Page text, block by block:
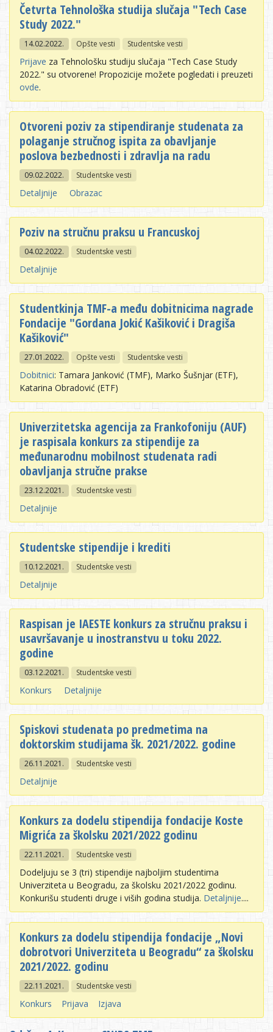
Četvrta Tehnološka studija slučaja "Tech Case
Study 2022."
14.02.2022. Opšte vesti Studentske vesti
Prijave za Tehnološku studiju slučaja "Tech Case Study
2022." su otvorene! Propozicije možete pogledati i preuzeti
ovde.
Otvoreni poziv za stipendiranje studenata za
polaganje stručnog ispita za obavljanje
poslova bezbednosti i zdravlja na radu
09.02.2022. Studentske vesti
Detaljnije Obrazac
Poziv na stručnu praksu u Francuskoj
04.02.2022. Studentske vesti
Detaljnije
Studentkinja TMF-a među dobitnicima nagrade
Fondacije "Gordana Jokić Kašiković i Dragiša
Kašiković"
27.01.2022. Opšte vesti Studentske vesti
Dobitnici: Tamara Janković (TMF), Marko Šušnjar (ETF),
Katarina Obradović (ETF)
Univerzitetska agencija za Frankofoniju (AUF)
je raspisala konkurs za stipendije za
međunarodnu mobilnost studenata radi
obavljanja stručne prakse
23.12.2021. Studentske vesti
Detaljnije
Studentske stipendije i krediti
10.12.2021. Studentske vesti
Detaljnije
Raspisan je IAESTE konkurs za stručnu praksu i
usavršavanje u inostranstvu u toku 2022.
godine
03.12.2021. Studentske vesti
Konkurs Detaljnije
Spiskovi studenata po predmetima na
doktorskim studijama šk. 2021/2022. godine
26.11.2021. Studentske vesti
Detaljnije
Konkurs za dodelu stipendija fondacije Koste
Migrića za školsku 2021/2022 godinu
22.11.2021. Studentske vesti
Dodeljuju se 3 (tri) stipendije najboljim studentima
Univerziteta u Beogradu, za školsku 2021/2022 godinu.
Konkurišu studenti druge i viših godina studija. Detaljnije....
Konkurs za dodelu stipendija fondacije „Novi
dobrotvori Univerziteta u Beogradu“ za školsku
2021/2022. godinu
22.11.2021. Studentske vesti
Konkurs Prijava Izjava